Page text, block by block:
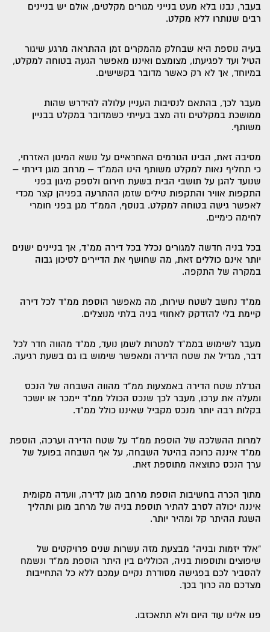
בעבר, נבנו בלא מעט בנייני מגורים מקלטים, אולם יש בניינים
רבים שנותרו ללא מקלט.
בעיה נוספת היא שבחלק מהמקרים זמן ההתראה מרגע שיגור
הטיל ועד לפגיעתו, מצומצם ואיננו מאפשר הגעה בטוחה למקלט,
במיוחד, אך לא רק כאשר מדובר בקשישים.
מעבר לכך, בהתאם לנסיבות העניין עלולה להידרש שהות
ממושכת במקלטים וזה מצב בעייתי כשמדובר במקלט בבניין
משותף.
מסיבה זאת, הבינו הגורמים האחראיים על נושא המיגון האזרחי,
כי תחליף נאות למקלט משותף הינו הממ”ד – מרחב מוגן דירתי –
שנועד להגן על תושבי הבית בשעת חירום ולספק מיגון בפני
התקפות אוויר והתקפות טילים שזמן ההתרעה בפניהן קצר מכדי
לאפשר גישה בטוחה למקלט. בנוסף, הממ”ד מגן בפני חומרי
לחימה כימיים.
בכל בניה חדשה למגורים נכלל בכל דירה ממ”ד, אך בניינים ישנים
יותר אינם כוללים זאת, מה שחושף את הדיירים לסיכון גבוה
במקרה של התקפה.
ממ”ד נחשב לשטח שירות, מה מאפשר הוספת ממ”ד לכל דירה
קיימת בלי להזדקק לאחוזי בניה בלתי מנוצלים.
מעבר לשימוש בממ”ד למטרות לשמן נועד, ממ”ד מהווה חדר לכל
דבר, מגדיל את שטח הדירה ומאפשר שימוש בו גם בשעת רגיעה.
הגדלת שטח הדירה באמצעות ממ”ד מהווה השבחה של הנכס
ומעלה את ערכו, מעבר לכך שנכס הכולל ממ”ד יימכר או יושכר
בקלות רבה יותר מנכס מקביל שאיננו כולל ממ”ד.
למרות ההשלכה של הוספת ממ”ד על שטח הדירה וערכה, הוספת
ממ”ד איננה כרוכה בהיטל השבחה, על אף השבחה בפועל של
ערך הנכס כתוצאה מתוספת זאת.
מתוך הכרה בחשיבות הוספת מרחב מוגן לדירה, וועדה מקומית
איננה יכולה לסרב להתיר תוספת בניה של מרחב מוגן ותהליך
השגת ההיתר קל ומהיר יותר.
“אלד יזמות ובניה” מבצעת מזה עשרות שנים פרויקטים של
שיפוצים ותוספות בניה, הכוללים בין היתר הוספת ממ”ד ונשמח
להסביר לכם בפגישה מסודרת נקיים עמכם ללא כל התחייבות
מצדכם מה כרוך בכך.
פנו אלינו עוד היום ולא תתאכזבו.